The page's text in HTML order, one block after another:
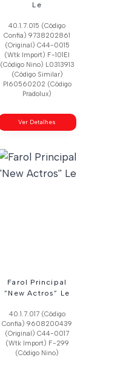
Le
40.1.7.015 (Código
Confia) 9738202861
(Original) C44-0015
(Wtk Import) F-101El
(Código Nino) L0313913
(Código Similar)
Pl60560202 (Código
Pradolux)
Ver Detalhes
Farol Principal
”New Actros” Le
40.1.7.017 (Código
Confia) 9608200439
(Original) C44-0017
(Wtk Import) F-299
(Código Nino)